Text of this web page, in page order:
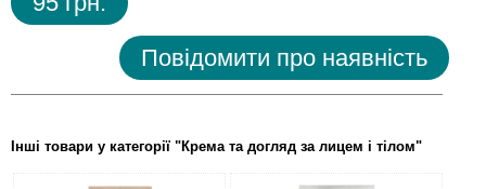
Повідомити про наявність
Інші товари у категорії "Крема та догляд за лицем i тiлом"